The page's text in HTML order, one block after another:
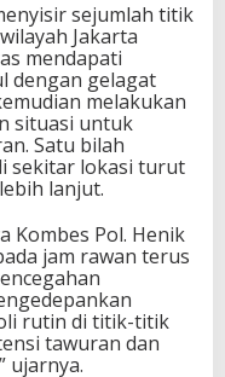
sejumlah titik
Jakarta
mendapati
dengan gelagat
melakukan
situasi untuk
Satu bilah
sekitar lokasi turut
lanjut.
Kombes Pol. Henik
jam rawan terus
rutin di titik-titik
tawuran dan
ujarnya.